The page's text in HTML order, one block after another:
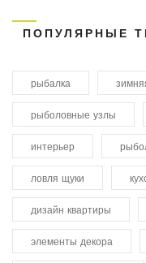
ПОПУЛЯРНЫЕ
рыбалка
рыболовные узлы
интерьер
ловля щуки
дизайн квартиры
элементы декора